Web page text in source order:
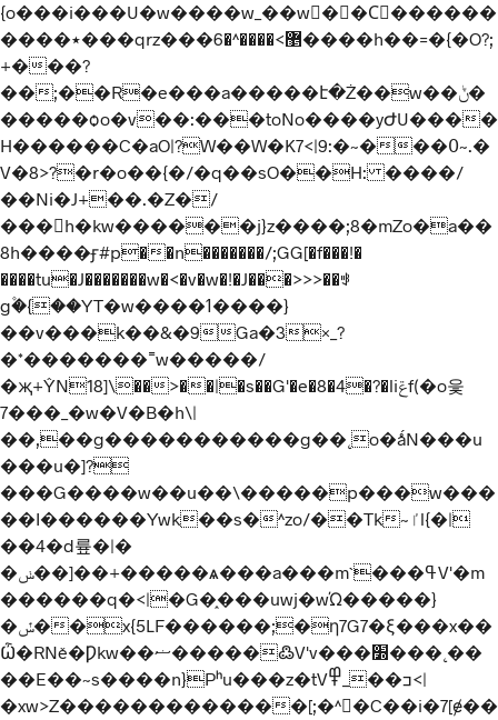
{o���i���U�w����w_��w��Cَ������
����٭���qrz���޵>����^�6����h��=�{�O?;
+���?
��;��R�e���a�����է�Ż��w��ݨ�
�����ѻo�v��:���toNo����yԺU����
H������C�aO|?W��W�K7<|9:�~���߀~.�
V�8>?�r�o��{�/�q��sO��H: ����/
��Ni�J+��.�Z�/
���h�kw������j}z����;8�mZo�a��
8h����ӻ#p��n�������/;GG[�f���!�
����tu�J�������w�<�v�w�!�J���>>>��ꃃ
g۫�{��YT�w����ߗ����}
��v���k��&�9Ga�3×_?
�*�������˭w�����/
�җ+ŶN18]\��>��|�s��G'�e�8�4�?�liݝf(�o읓
7���_�w�V�B�h\|
��,��g�����������g��˛o�ǻN���u
���u�]?
���G����w��u��\�����p���w���
��I������Ywk��s�^zo/��Tk~ٵl{�|
��4�d륲�|�
�ݭ��]��+�����ѧ���a���m`���ߟV'�m
������q�<|�G�֑���uwj�wΏ�����}
�ݽ��x{5LF������;�η7G7�ξ���x��
Ѽ�RNě�Ƿkw��ޟ�����߷V'v���׽���˛��
��E��~s����n}Pʰu���z�tVߏ��_߾<|
�xw>Z�������������[;�^�C��i�7[ɇ��